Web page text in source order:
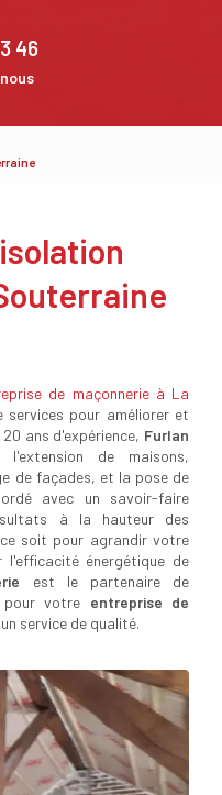
46
de maçonnerie à La
pour améliorer et
ans d'expérience, Furlan
de maisons,
de façades, et la pose de
avec un savoir-faire
à la hauteur des
soit pour agrandir votre
l'efficacité énergétique de
est le partenaire de
votre entreprise de
service de qualité.